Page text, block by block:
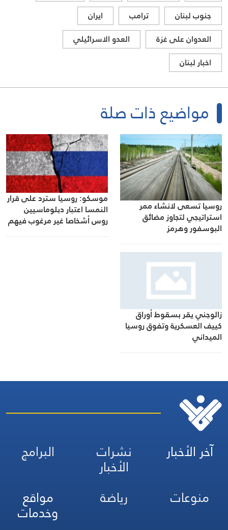
جنوب لبنان
ترامب
ايران
العدوان على غزة
العدو الاسرائيلي
اخبار لبنان
مواضيع ذات صلة
روسيا تسعى لانشاء ممر
استراتيجي لتجاوز مضائق
البوسفور وهرمز
موسكو: روسيا سترد على قرار
النمسا اعتبار دبلوماسيين
روس أشخاصا غير مرغوب فيهم
زالوجني يقر بسقوط أوراق
كييف العسكرية وتفوق روسيا
الميداني
آخر الأخبار نشرات
الأخبار
البرامج
منوعات
رياضة مواقع
وخدمات